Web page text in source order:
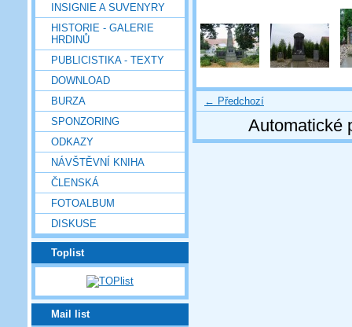
INSIGNIE A SUVENYRY
HISTORIE - GALERIE
HRDINŮ
PUBLICISTIKA - TEXTY
DOWNLOAD
BURZA
SPONZORING
ODKAZY
NÁVŠTĚVNÍ KNIHA
ČLENSKÁ
FOTOALBUM
DISKUSE
Toplist
Mail list
← Předchozí
Automatické